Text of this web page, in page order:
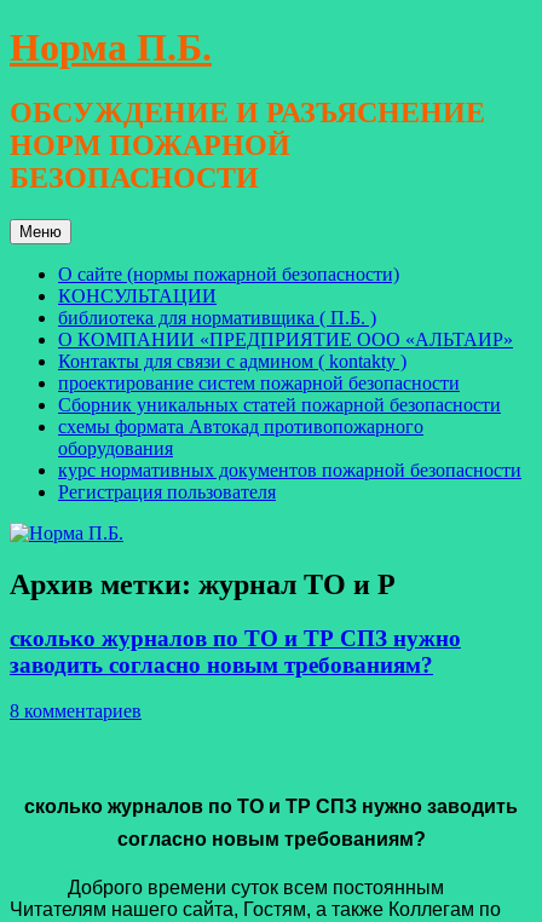
Перейти
к
Норма П.Б.
ОБСУЖДЕНИЕ И РАЗЪЯСНЕНИЕ
НОРМ ПОЖАРНОЙ
БЕЗОПАСНОСТИ
Меню
О сайте (нормы пожарной безопасности)
КОНСУЛЬТАЦИИ
библиотека для нормативщика ( П.Б. )
О КОМПАНИИ «ПРЕДПРИЯТИЕ ООО «АЛЬТАИР»
Контакты для связи с админом ( kontakty )
проектирование систем пожарной безопасности
Сборник уникальных статей пожарной безопасности
схемы формата Автокад противопожарного
оборудования
курс нормативных документов пожарной безопасности
Регистрация пользователя
Архив метки: журнал ТО и Р
сколько журналов по ТО и ТР СПЗ нужно
заводить согласно новым требованиям?
8 комментариев
сколько журналов по ТО и ТР СПЗ нужно заводить
согласно новым требованиям?
Доброго времени суток всем постоянным
Читателям нашего сайта, Гостям, а также Коллегам по